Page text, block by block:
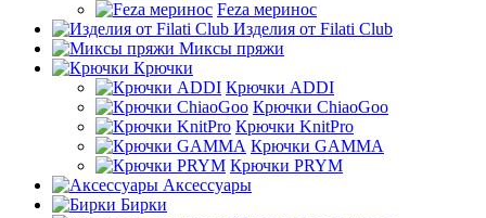
Feza меринос
Изделия от Filati Club
Миксы пряжи
Крючки
Крючки ADDI
Крючки ChiaoGoo
Крючки KnitPro
Крючки GAMMA
Крючки PRYM
Аксессуары
Бирки